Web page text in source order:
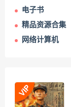
电子书
精品资源合集
网络计算机